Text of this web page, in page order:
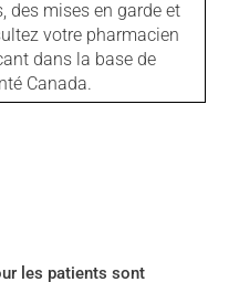
des mises en garde et
votre pharmacien
dans la base de
Canada.
les patients sont